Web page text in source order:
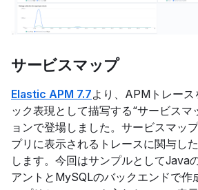
サービスマップ
Elastic APM 7.7より、APMトレース
ック表現として描写する“サービスマ
ョンで登場しました。サービスマッ
プリに表示されるトレースに関与し
します。今回はサンプルとしてJava
アントとMySQLのバックエンドで作